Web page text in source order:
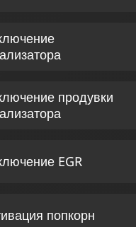
продувки
EGR
попкорн